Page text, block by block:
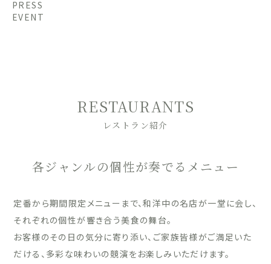
PRESS
EVENT
RESTAURANTS
レストラン紹介
各ジャンルの個性が奏でるメニュー
定番から期間限定メニューまで、和洋中の名店が一堂に会し、
それぞれの個性が響き合う美食の舞台。
お客様のその日の気分に寄り添い、ご家族皆様がご満足いた
だける、多彩な味わいの競演をお楽しみいただけます。